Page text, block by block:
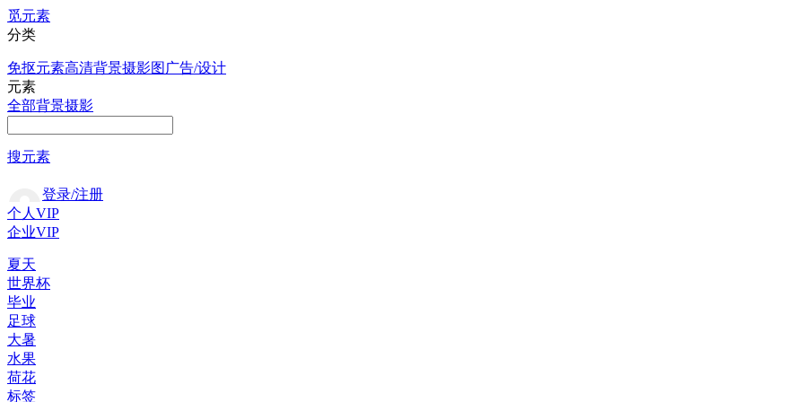
觅元素
分类
免抠元素高清背景摄影图 广告/设计
元素
全部背景摄影
搜元素
登录/注册
个人VIP
企业VIP
夏天
世界杯
毕业
足球
大暑
水果
荷花
标签